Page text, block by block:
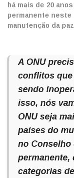
há mais de 20
permanente neste
manutenção da
A ONU
conflitos que
sendo
isso, nós
ONU seja
países do
no Conselho
permanente,
categorias